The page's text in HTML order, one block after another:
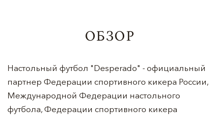
ОБЗОР
Настольный футбол "Desperado" - официальный
партнер Федерации спортивного кикера России,
Международной Федерации настольного
футбола, Федерации спортивного кикера